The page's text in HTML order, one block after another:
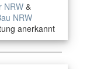
NRW&
NRW
anerkannt